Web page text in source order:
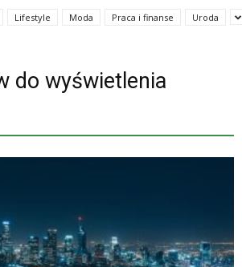
Lifestyle Moda Praca i finanse Uroda
do wyświetlenia